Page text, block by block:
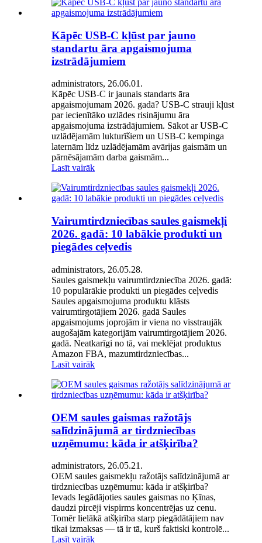
Kāpēc USB-C kļūst par jauno
standartu āra apgaismojuma
izstrādājumiem
administrators, 26.06.01.
Kāpēc USB-C ir jaunais standarts āra
apgaismojumam 2026. gadā? USB-C strauji kļūst
par iecienītāko uzlādes risinājumu āra
apgaismojuma izstrādājumiem. Sākot ar USB-C
uzlādējamām lukturīšiem un USB-C kempinga
laternām līdz uzlādējamām avārijas gaismām un
pārnēsājamām darba gaismām...
Lasīt vairāk
Vairumtirdzniecības saules gaismekļi
2026. gadā: 10 labākie produkti un
piegādes ceļvedis
administrators, 26.05.28.
Saules gaismekļu vairumtirdzniecība 2026. gadā:
10 populārākie produkti un piegādes ceļvedis
Saules apgaismojuma produktu klāsts
vairumtirgotājiem 2026. gadā Saules
apgaismojums joprojām ir viena no visstraujāk
augošajām kategorijām vairumtirgotājiem 2026.
gadā. Neatkarīgi no tā, vai meklējat produktus
Amazon FBA, mazumtirdzniecības...
Lasīt vairāk
OEM saules gaismas ražotājs
salīdzinājumā ar tirdzniecības
uzņēmumu: kāda ir atšķirība?
administrators, 26.05.21.
OEM saules gaismekļu ražotājs salīdzinājumā ar
tirdzniecības uzņēmumu: kāda ir atšķirība?
Ievads Iegādājoties saules gaismas no Ķīnas,
daudzi pircēji vispirms koncentrējas uz cenu.
Tomēr lielākā atšķirība starp piegādātājiem nav
tikai izmaksas — tā ir tā, kurš faktiski kontrolē...
Lasīt vairāk